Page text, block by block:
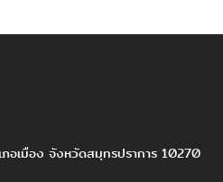
ภอเมือง จังหวัดสมุทรปราการ 10270